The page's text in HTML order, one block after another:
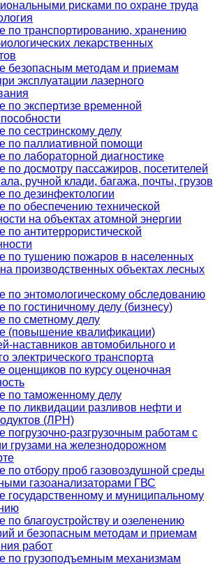
рисками по охране труда
по транспортированию, хранению
лекарственных
безопасным методам и приемам
эксплуатации лазерного
по экспертизе временной
по сестринскому делу
по паллиативной помощи
по лабораторной диагностике
по досмотру пассажиров, посетителей
ручной клади, багажа, почты, грузов
по дезинфектологии
по обеспечению технической
на объектах атомной энергии
по антитеррористической
по тушению пожаров в населенных
производственных объектах лесных
по энтомологическому обследованию
по гостиничному делу (бизнесу)
по сметному делу
(повышение квалификации)
наставников автомобильного и
электрического транспорта
оценщиков по курсу оценочная
по таможенному делу
по ликвидации разливов нефти и
(ЛРН)
погрузочно-разгрузочным работам с
грузами на железнодорожном
по отбору проб газовоздушной среды
газоанализаторами ГВС
государственному и муниципальному
по благоустройству и озеленению
и безопасным методам и приемам
работ
по грузоподъемным механизмам